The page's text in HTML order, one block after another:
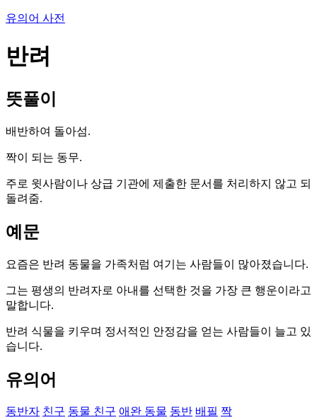
유의어 사전
반려
뜻풀이
배반하여 돌아섬.
짝이 되는 동무.
주로 윗사람이나 상급 기관에 제출한 문서를 처리하지 않고 되
돌려줌.
예문
요즘은 반려 동물을 가족처럼 여기는 사람들이 많아졌습니다.
그는 평생의 반려자로 아내를 선택한 것을 가장 큰 행운이라고
말합니다.
반려 식물을 키우며 정서적인 안정감을 얻는 사람들이 늘고 있
습니다.
유의어
동반자 친구 동물 친구 애완 동물 동반 배필 짝